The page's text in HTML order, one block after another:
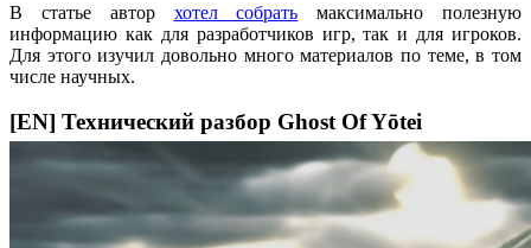
В статье автор хотел собрать максимально полезную
информацию как для разработчиков игр, так и для игроков.
Для этого изучил довольно много материалов по теме, в том
числе научных.
[EN] Технический разбор Ghost Of Yōtei